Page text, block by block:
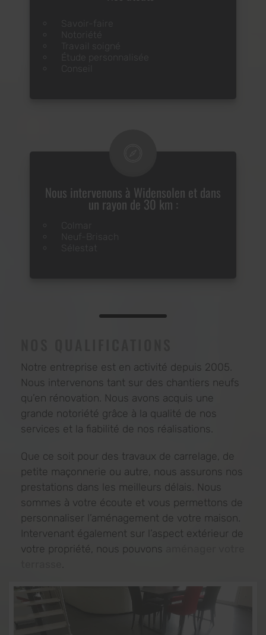
Savoir-faire
Notoriété
Travail soigné
Étude personnalisée
Nous intervenons à Widensolen et dans
un rayon de 30 km :
Colmar
Neuf-Brisach
Sélestat
Notre entreprise est en activité depuis 2005.
Nous intervenons tant sur des chantiers neufs
qu’en rénovation. Nous avons acquis une
grande notoriété grâce à la qualité de nos
services et la fiabilité de nos réalisations.
Que ce soit pour des travaux de carrelage, de
petite maçonnerie ou autre, nous assurons nos
prestations dans les meilleurs délais. Nous
sommes à votre écoute et vous permettons de
personnaliser l’aménagement de votre maison.
Intervenant également sur l’aspect extérieur de
votre propriété, nous pouvons
.